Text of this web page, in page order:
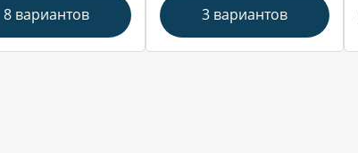
8 вариантов 3 вариантов